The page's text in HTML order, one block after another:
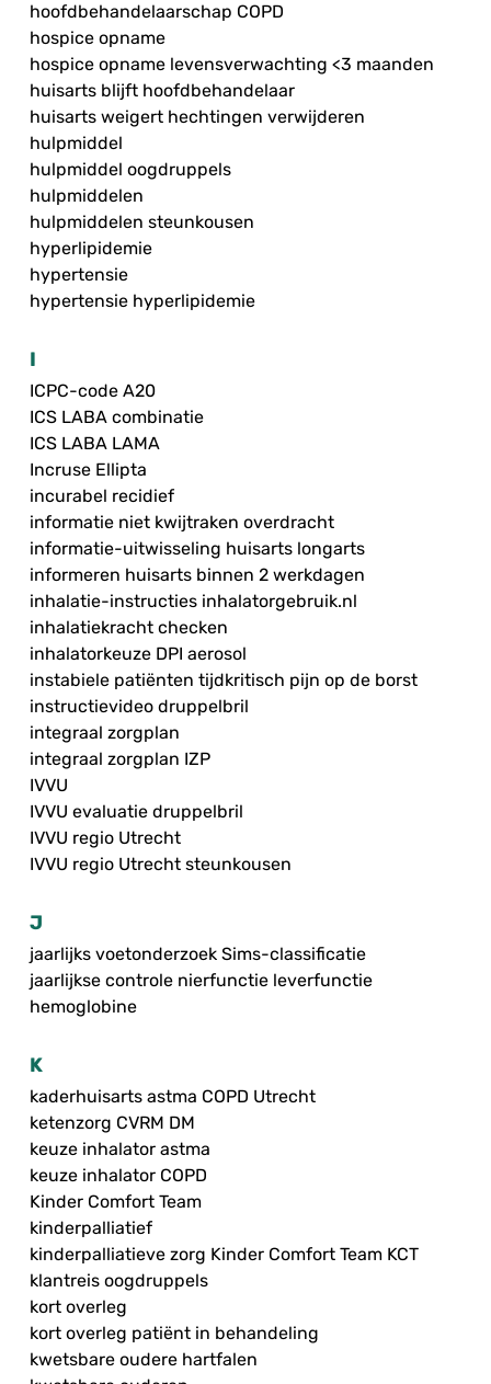
hoofdbehandelaarschap COPD
hospice opname
hospice opname levensverwachting <3 maanden
huisarts blijft hoofdbehandelaar
huisarts weigert hechtingen verwijderen
hulpmiddel
hulpmiddel oogdruppels
hulpmiddelen
hulpmiddelen steunkousen
hyperlipidemie
hypertensie
hypertensie hyperlipidemie
I
ICPC-code A20
ICS LABA combinatie
ICS LABA LAMA
Incruse Ellipta
incurabel recidief
informatie niet kwijtraken overdracht
informatie-uitwisseling huisarts longarts
informeren huisarts binnen 2 werkdagen
inhalatie-instructies inhalatorgebruik.nl
inhalatiekracht checken
inhalatorkeuze DPI aerosol
instabiele patiënten tijdkritisch pijn op de borst
instructievideo druppelbril
integraal zorgplan
integraal zorgplan IZP
IVVU
IVVU evaluatie druppelbril
IVVU regio Utrecht
IVVU regio Utrecht steunkousen
J
jaarlijks voetonderzoek Sims-classificatie
jaarlijkse controle nierfunctie leverfunctie
hemoglobine
K
kaderhuisarts astma COPD Utrecht
ketenzorg CVRM DM
keuze inhalator astma
keuze inhalator COPD
Kinder Comfort Team
kinderpalliatief
kinderpalliatieve zorg Kinder Comfort Team KCT
klantreis oogdruppels
kort overleg
kort overleg patiënt in behandeling
kwetsbare oudere hartfalen